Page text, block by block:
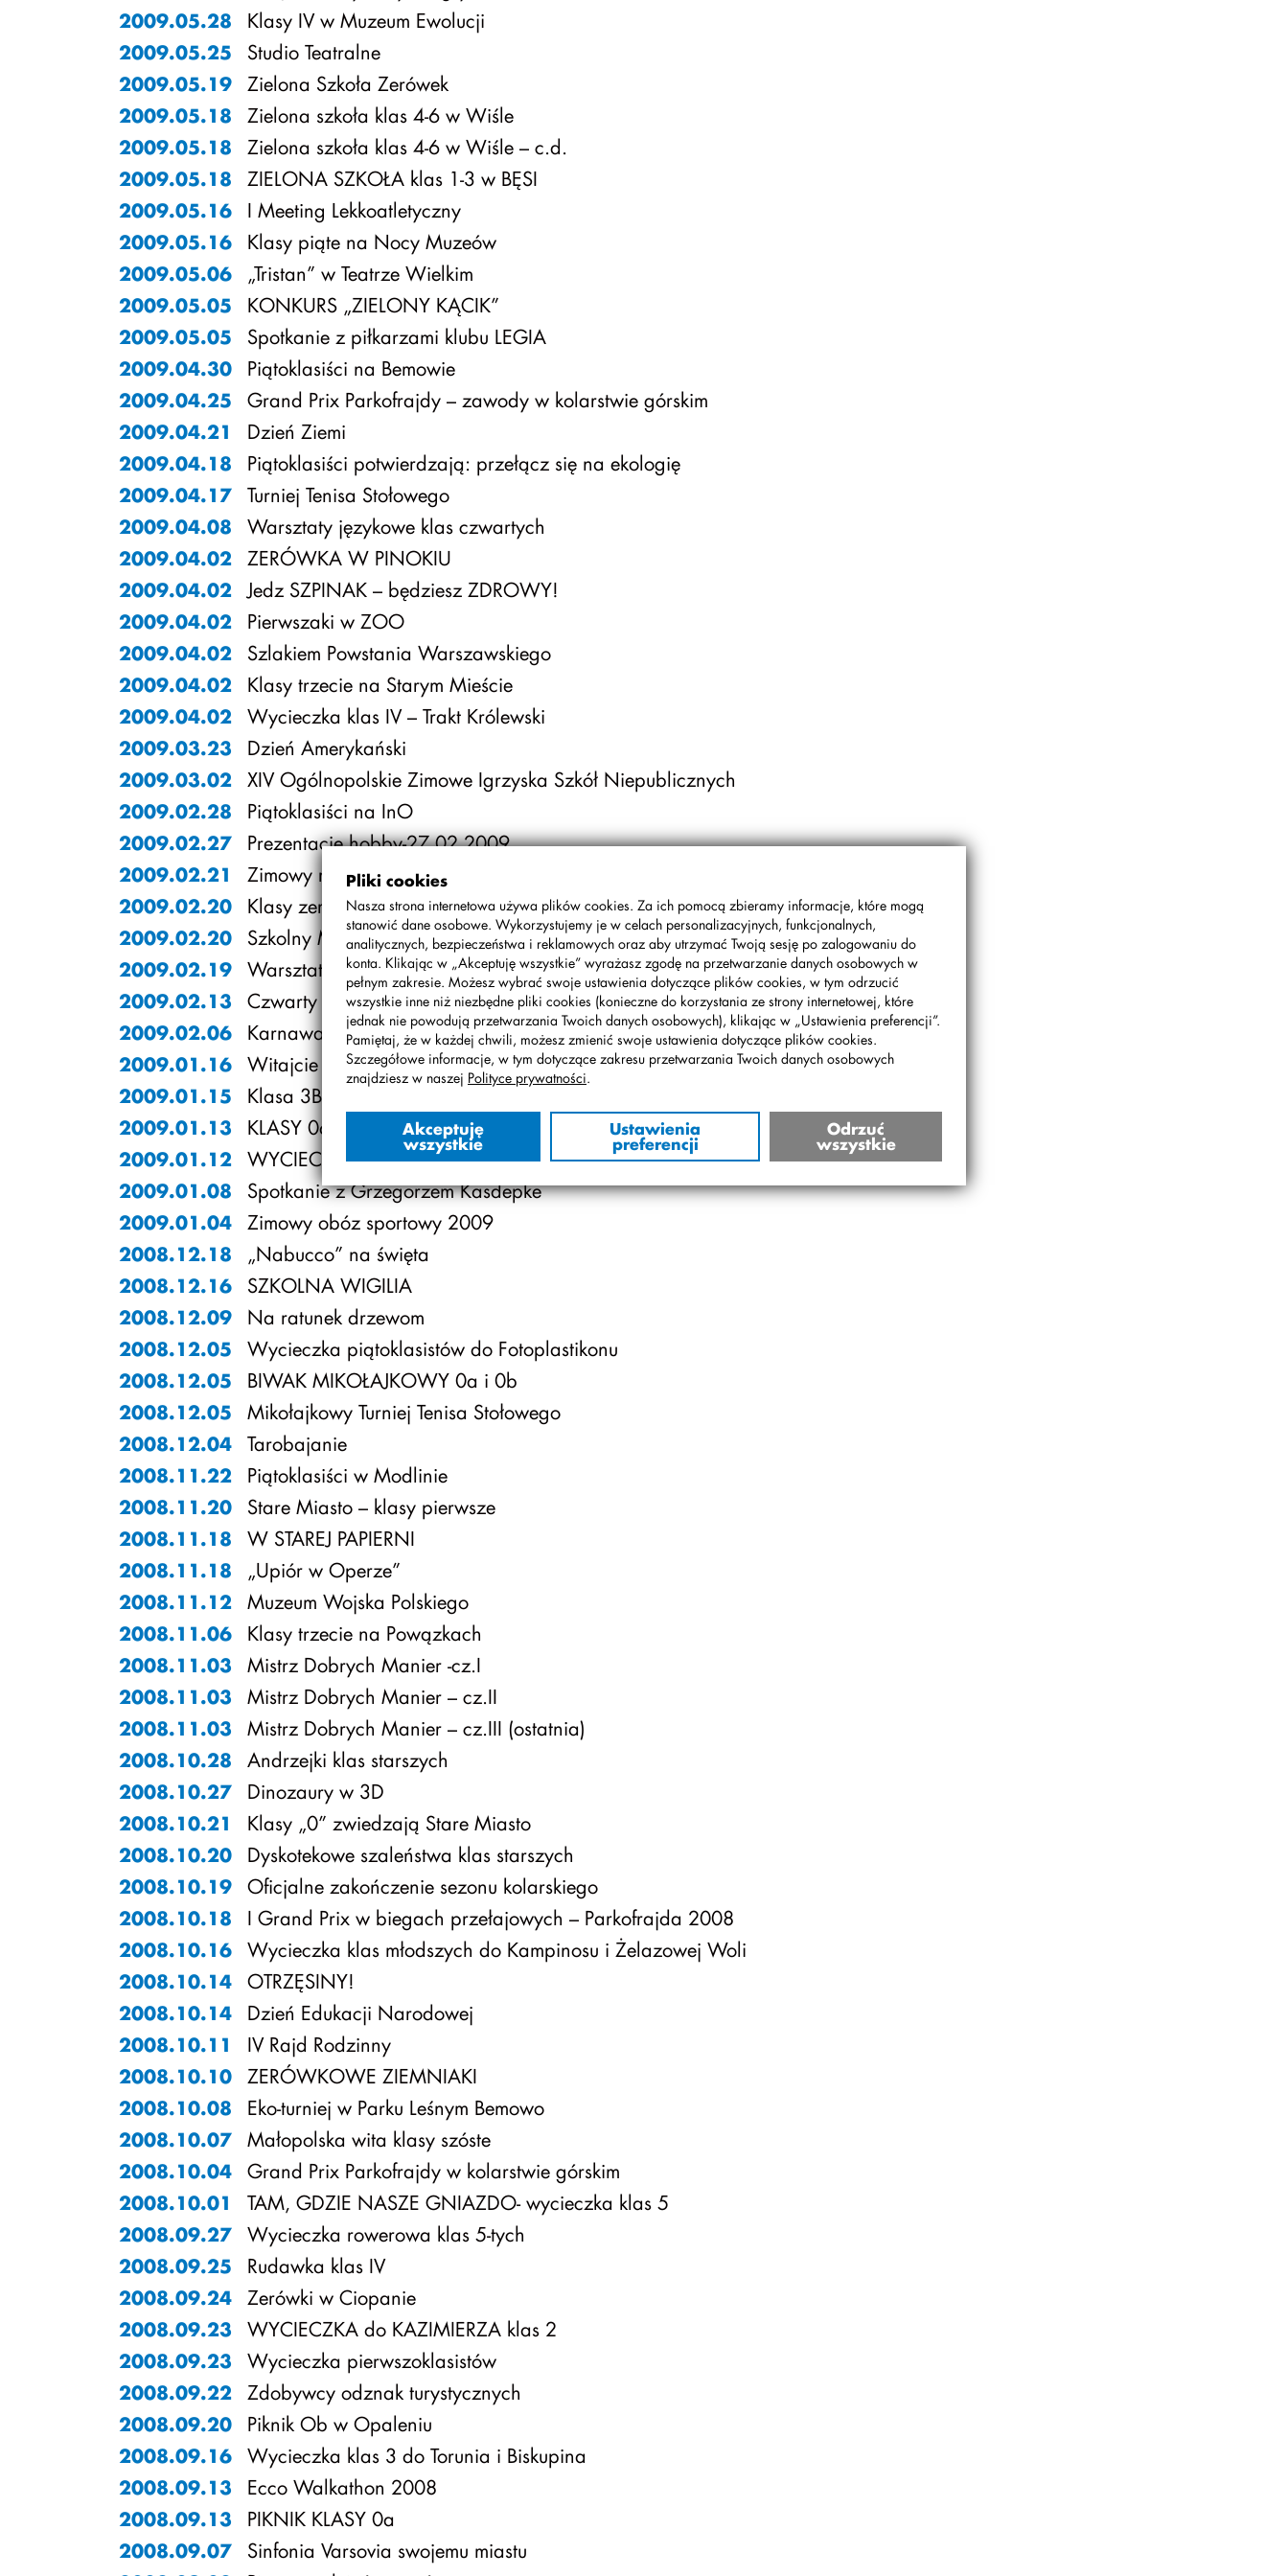
Pliki cookies
Nasza strona internetowa używa plików cookies. Za ich pomocą zbieramy informacje, które mogą
stanowić dane osobowe. Wykorzystujemy je w celach personalizacyjnych, funkcjonalnych,
analitycznych, bezpieczeństwa i reklamowych oraz aby utrzymać Twoją sesję po zalogowaniu do
konta. Klikając w „Akceptuję wszystkie” wyrażasz zgodę na przetwarzanie danych osobowych w
pełnym zakresie. Możesz wybrać swoje ustawienia dotyczące plików cookies, w tym odrzucić
wszystkie inne niż niezbędne pliki cookies (konieczne do korzystania ze strony internetowej, które
jednak nie powodują przetwarzania Twoich danych osobowych), klikając w „Ustawienia preferencji”.
Pamiętaj, że w każdej chwili, możesz zmienić swoje ustawienia dotyczące plików cookies.
Szczegółowe informacje, w tym dotyczące zakresu przetwarzania Twoich danych osobowych
znajdziesz w naszej Polityce prywatności.
Akceptuję
wszystkie
Ustawienia
preferencji
Odrzuć
wszystkie
2009.05.28 Klasy IV w Muzeum Ewolucji
2009.05.25 Studio Teatralne
2009.05.19 Zielona Szkoła Zerówek
2009.05.18 Zielona szkoła klas 4-6 w Wiśle
2009.05.18 Zielona szkoła klas 4-6 w Wiśle – c.d.
2009.05.18 ZIELONA SZKOŁA klas 1-3 w BĘSI
2009.05.16 I Meeting Lekkoatletyczny
2009.05.16 Klasy piąte na Nocy Muzeów
2009.05.06 „Tristan” w Teatrze Wielkim
2009.05.05 KONKURS „ZIELONY KĄCIK”
2009.05.05 Spotkanie z piłkarzami klubu LEGIA
2009.04.30 Piątoklasiści na Bemowie
2009.04.25 Grand Prix Parkofrajdy – zawody w kolarstwie górskim
2009.04.21 Dzień Ziemi
2009.04.18 Piątoklasiści potwierdzają: przełącz się na ekologię
2009.04.17 Turniej Tenisa Stołowego
2009.04.08 Warsztaty językowe klas czwartych
2009.04.02 ZERÓWKA W PINOKIU
2009.04.02 Jedz SZPINAK – będziesz ZDROWY!
2009.04.02 Pierwszaki w ZOO
2009.04.02 Szlakiem Powstania Warszawskiego
2009.04.02 Klasy trzecie na Starym Mieście
2009.04.02 Wycieczka klas IV – Trakt Królewski
2009.03.23 Dzień Amerykański
2009.03.02 XIV Ogólnopolskie Zimowe Igrzyska Szkół Niepublicznych
2009.02.28 Piątoklasiści na InO
2009.02.27 Prezentacje hobby-27.02.2009
2009.02.21 Zimowy rower klas 5- tych
2009.02.20 Klasy zero w Muzeum
2009.02.20 Szkolny Mini Playback Show
2009.02.19 Warsztaty Britain Today
2009.02.13 Czwarty Koncert Noworoczny
2009.02.06 Karnawałowe szaleństwa klas starszych
2009.01.16 Witajcie w naszej bajce!
2009.01.15 Klasa 3B w Cinema Parku
2009.01.13 KLASY 0a i 0b W TEATRZE BAJ
2009.01.12 WYCIECZKA IV KLAS DO MUZEUM ZIEMI
2009.01.08 Spotkanie z Grzegorzem Kasdepke
2009.01.04 Zimowy obóz sportowy 2009
2008.12.18 „Nabucco” na święta
2008.12.16 SZKOLNA WIGILIA
2008.12.09 Na ratunek drzewom
2008.12.05 Wycieczka piątoklasistów do Fotoplastikonu
2008.12.05 BIWAK MIKOŁAJKOWY 0a i 0b
2008.12.05 Mikołajkowy Turniej Tenisa Stołowego
2008.12.04 Tarobajanie
2008.11.22 Piątoklasiści w Modlinie
2008.11.20 Stare Miasto – klasy pierwsze
2008.11.18 W STAREJ PAPIERNI
2008.11.18 „Upiór w Operze”
2008.11.12 Muzeum Wojska Polskiego
2008.11.06 Klasy trzecie na Powązkach
2008.11.03 Mistrz Dobrych Manier -cz.I
2008.11.03 Mistrz Dobrych Manier – cz.II
2008.11.03 Mistrz Dobrych Manier – cz.III (ostatnia)
2008.10.28 Andrzejki klas starszych
2008.10.27 Dinozaury w 3D
2008.10.21 Klasy „0” zwiedzają Stare Miasto
2008.10.20 Dyskotekowe szaleństwa klas starszych
2008.10.19 Oficjalne zakończenie sezonu kolarskiego
2008.10.18 I Grand Prix w biegach przełajowych – Parkofrajda 2008
2008.10.16 Wycieczka klas młodszych do Kampinosu i Żelazowej Woli
2008.10.14 OTRZĘSINY!
2008.10.14 Dzień Edukacji Narodowej
2008.10.11 IV Rajd Rodzinny
2008.10.10 ZERÓWKOWE ZIEMNIAKI
2008.10.08 Eko-turniej w Parku Leśnym Bemowo
2008.10.07 Małopolska wita klasy szóste
2008.10.04 Grand Prix Parkofrajdy w kolarstwie górskim
2008.10.01 TAM, GDZIE NASZE GNIAZDO- wycieczka klas 5
2008.09.27 Wycieczka rowerowa klas 5-tych
2008.09.25 Rudawka klas IV
2008.09.24 Zerówki w Ciopanie
2008.09.23 WYCIECZKA do KAZIMIERZA klas 2
2008.09.23 Wycieczka pierwszoklasistów
2008.09.22 Zdobywcy odznak turystycznych
2008.09.20 Piknik Ob w Opaleniu
2008.09.16 Wycieczka klas 3 do Torunia i Biskupina
2008.09.13 Ecco Walkathon 2008
2008.09.13 PIKNIK KLASY 0a
2008.09.07 Sinfonia Varsovia swojemu miastu